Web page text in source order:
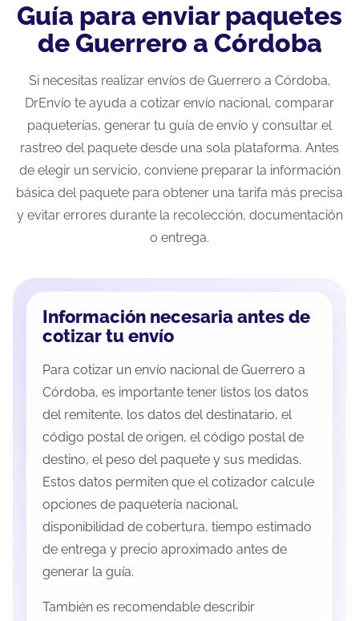
Guía para enviar paquetes
de Guerrero a Córdoba
Si necesitas realizar envíos de Guerrero a Córdoba,
DrEnvío te ayuda a cotizar envío nacional, comparar
paqueterías, generar tu guía de envío y consultar el
rastreo del paquete desde una sola plataforma. Antes
de elegir un servicio, conviene preparar la información
básica del paquete para obtener una tarifa más precisa
y evitar errores durante la recolección, documentación
o entrega.
Información necesaria antes de
cotizar tu envío
Para cotizar un envío nacional de Guerrero a
Córdoba, es importante tener listos los datos
del remitente, los datos del destinatario, el
código postal de origen, el código postal de
destino, el peso del paquete y sus medidas.
Estos datos permiten que el cotizador calcule
opciones de paquetería nacional,
disponibilidad de cobertura, tiempo estimado
de entrega y precio aproximado antes de
generar la guía.
También es recomendable describir